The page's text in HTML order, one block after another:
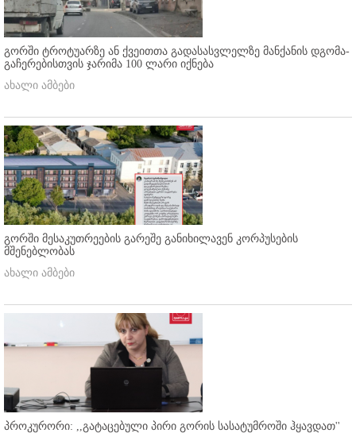
გორში ტროტუარზე ან ქვეითთა გადასასვლელზე მანქანის დგომა-
გაჩერებისთვის ჯარიმა 100 ლარი იქნება
ახალი ამბები
გორში მესაკუთრეების გარეშე განიხილავენ კორპუსების
მშენებლობას
ახალი ამბები
პროკურორი: ,,გატაცებული პირი გორის სასატუმროში ჰყავდათ''